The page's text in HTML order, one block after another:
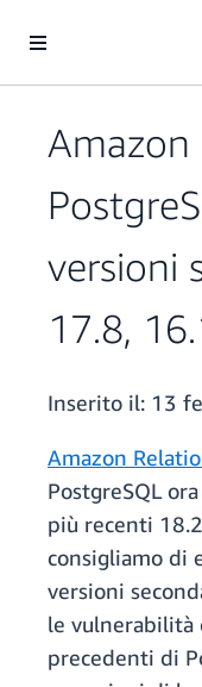
Amazon
versioni
17.8,
Inserito il: 13
Amazon
PostgreSQL
più recenti
consigliamo di
versioni
le vulnerabilità
precedenti di